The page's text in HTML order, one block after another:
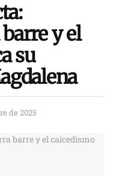
y el
su
de 2025